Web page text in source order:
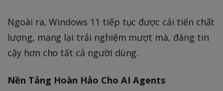
Ngoài ra, Windows 11 tiếp tục được cải tiến chất
lượng, mang lại trải nghiệm mượt mà, đáng tin
cậy hơn cho tất cả người dùng.
Nền Tảng Hoàn Hảo Cho AI Agents